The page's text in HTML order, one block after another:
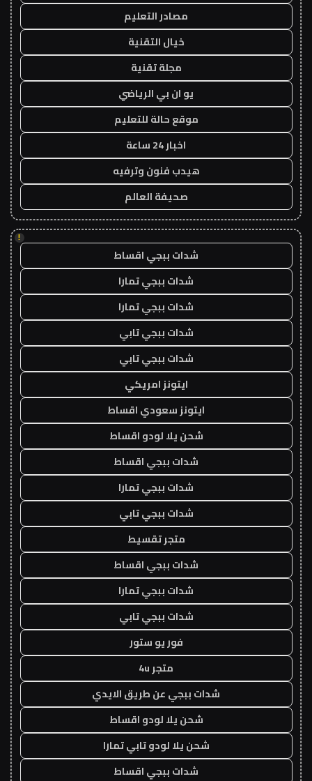
مصادر التعليم
خيال التقنية
مجلة تقنية
يو ان بي الرياضي
موقع حالة للتعليم
اخبار 24 ساعة
هيدب فنون وترفيه
صحيفة العالم
!
شدات ببجي اقساط
شدات ببجي تمارا
شدات ببجي تمارا
شدات ببجي تابي
شدات ببجي تابي
ايتونز امريكي
ايتونز سعودي اقساط
شحن يلا لودو اقساط
شدات ببجي اقساط
شدات ببجي تمارا
شدات ببجي تابي
متجر تقسيط
شدات ببجي اقساط
شدات ببجي تمارا
شدات ببجي تابي
فور يو ستور
متجر 4u
شدات ببجي عن طريق الايدي
شحن يلا لودو اقساط
شحن يلا لودو تابي تمارا
شدات ببجي اقساط